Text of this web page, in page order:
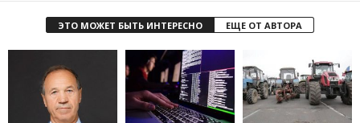
ЭТО МОЖЕТ БЫТЬ ИНТЕРЕСНО ЕЩЕ ОТ АВТОРА